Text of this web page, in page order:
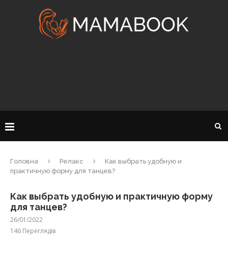
Головна Релакс
Как выбрать удобную и
практичную форму для танцев?
Как выбрать удобную и практичную форму
для танцев?
26/01/2022
146 Переглядів